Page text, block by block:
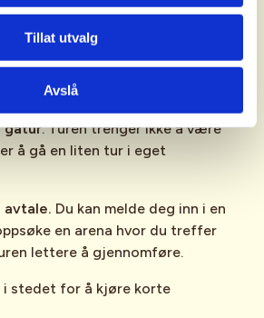
Tillat utvalg
Avslå
seg ut
gåtur. Turen trenger ikke å være
å gå en liten tur i eget
avtale. Du kan melde deg inn i en
en arena hvor du treffer
lettere å gjennomføre.
i stedet for å kjøre korte